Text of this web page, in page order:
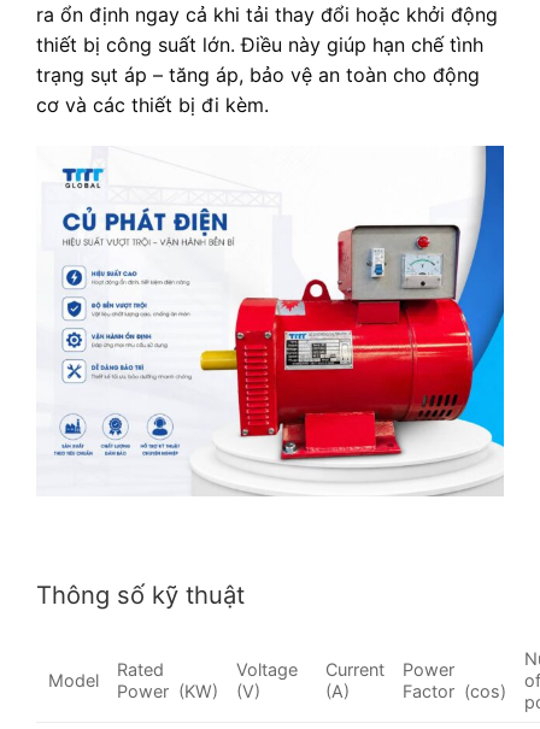
ra ổn định ngay cả khi tải thay đổi hoặc khởi động
thiết bị công suất lớn. Điều này giúp hạn chế tình
trạng sụt áp – tăng áp, bảo vệ an toàn cho động
cơ và các thiết bị đi kèm.
Thông số kỹ thuật
Model
Rated
Power (KW)
Voltage
(V)
Current
(A)
Power
Factor (cos)